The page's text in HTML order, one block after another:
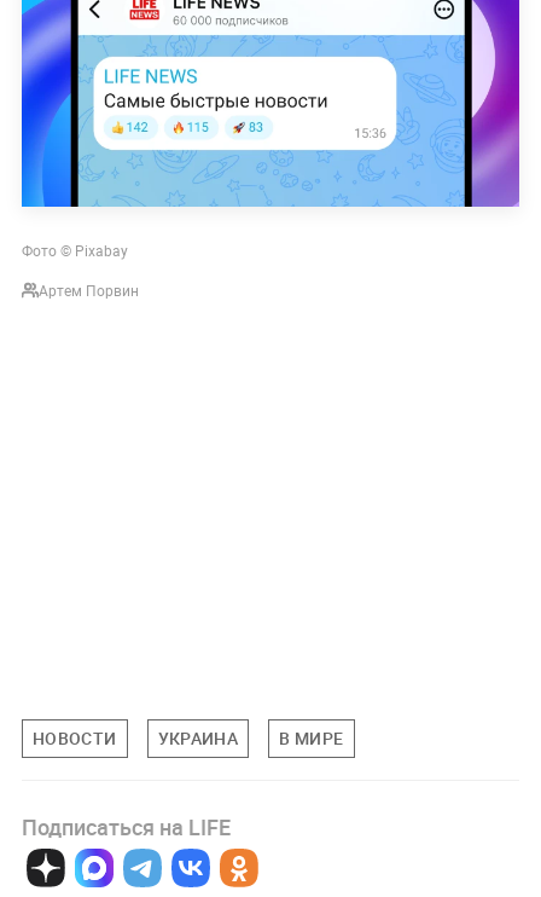
Фото © Pixabay
Артем Порвин
НОВОСТИ УКРАИНА В МИРЕ
Подписаться на LIFE